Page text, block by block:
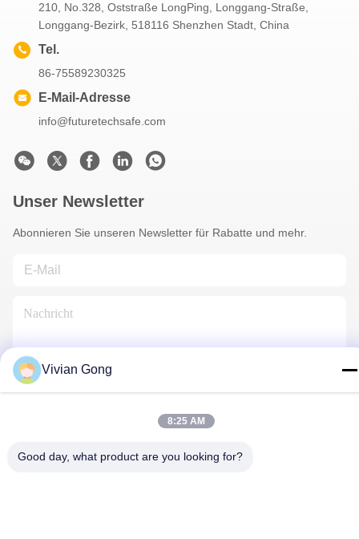
210, No.328, Oststraße LongPing, Longgang-Straße,
Longgang-Bezirk, 518116 Shenzhen Stadt, China
Tel.
86-75589230325
E-Mail-Adresse
info@futuretechsafe.com
Unser Newsletter
Abonnieren Sie unseren Newsletter für Rabatte und mehr.
Vivian Gong
8:25 AM
Good day, what product are you looking for?